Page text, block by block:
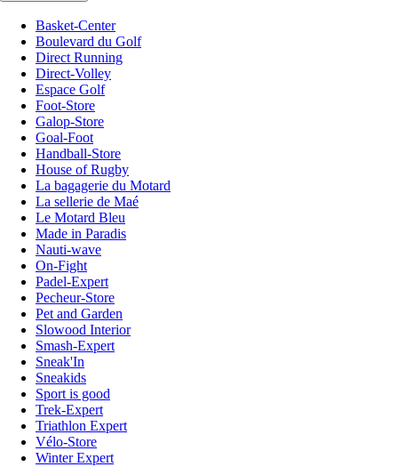
Basket-Center
Boulevard du Golf
Direct Running
Direct-Volley
Espace Golf
Foot-Store
Galop-Store
Goal-Foot
Handball-Store
House of Rugby
La bagagerie du Motard
La sellerie de Maé
Le Motard Bleu
Made in Paradis
Nauti-wave
On-Fight
Padel-Expert
Pecheur-Store
Pet and Garden
Slowood Interior
Smash-Expert
Sneak'In
Sneakids
Sport is good
Trek-Expert
Triathlon Expert
Vélo-Store
Winter Expert